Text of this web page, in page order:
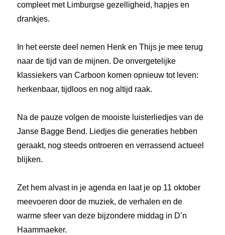
compleet met Limburgse gezelligheid, hapjes en
drankjes.
In het eerste deel nemen Henk en Thijs je mee terug
naar de tijd van de mijnen. De onvergetelijke
klassiekers van Carboon komen opnieuw tot leven:
herkenbaar, tijdloos en nog altijd raak.
Na de pauze volgen de mooiste luisterliedjes van de
Janse Bagge Bend. Liedjes die generaties hebben
geraakt, nog steeds ontroeren en verrassend actueel
blijken.
Zet hem alvast in je agenda en laat je op 11 oktober
meevoeren door de muziek, de verhalen en de
warme sfeer van deze bijzondere middag in D’n
Haammaeker.